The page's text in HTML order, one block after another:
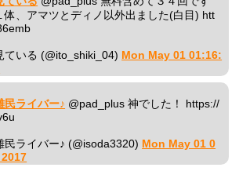
体、アマツとディノ以外出ました(白目) htt
いる (@ito_shiki_04) Mon May 01 01:16:
民ライバー♪ @pad_plus 神でした！ https://
ライバー♪ (@isoda3320) Mon May 01 0